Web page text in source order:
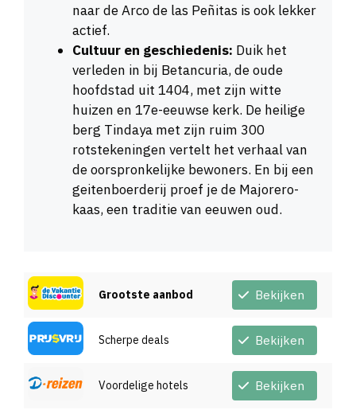
naar de Arco de las Peñitas is ook lekker
actief.
Cultuur en geschiedenis: Duik het
verleden in bij Betancuria, de oude
hoofdstad uit 1404, met zijn witte
huizen en 17e-eeuwse kerk. De heilige
berg Tindaya met zijn ruim 300
rotstekeningen vertelt het verhaal van
de oorspronkelijke bewoners. En bij een
geitenboerderij proef je de Majorero-
kaas, een traditie van eeuwen oud.
Grootste aanbod Bekijken
Scherpe deals Bekijken
Voordelige hotels Bekijken